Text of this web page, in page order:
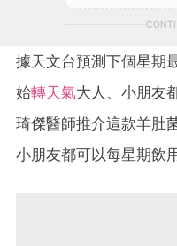
據天文台預測下個星期
始轉天氣大人、小朋友
琦傑醫師推介這款羊肚
小朋友都可以每星期飲